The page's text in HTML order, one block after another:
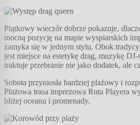
Piątkowy wieczór dobrze pokazuje,
mocną pozycję na mapie wyspiarskich
zamyka się w jednym stylu. Obok
jest miejsce na estetykę drag, muzykę
traktuje przebranie nie jako dodatek, ale
Sobota przyniosła bardziej plażowy i
Plażowa trasa imprezowa Ruta Playera
bliżej oceanu i promenady.